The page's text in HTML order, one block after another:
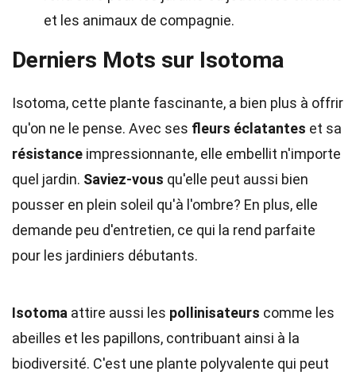
et les animaux de compagnie.
Derniers Mots sur Isotoma
Isotoma, cette plante fascinante, a bien plus à offrir
qu'on ne le pense. Avec ses fleurs éclatantes et sa
résistance impressionnante, elle embellit n'importe
quel jardin. Saviez-vous qu'elle peut aussi bien
pousser en plein soleil qu'à l'ombre? En plus, elle
demande peu d'entretien, ce qui la rend parfaite
pour les jardiniers débutants.
Isotoma attire aussi les pollinisateurs comme les
abeilles et les papillons, contribuant ainsi à la
biodiversité. C'est une plante polyvalente qui peut